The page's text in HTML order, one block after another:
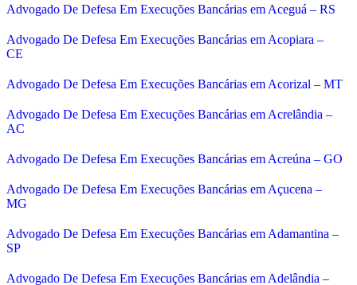
Advogado De Defesa Em Execuções Bancárias em Aceguá – RS
Advogado De Defesa Em Execuções Bancárias em Acopiara –
CE
Advogado De Defesa Em Execuções Bancárias em Acorizal – MT
Advogado De Defesa Em Execuções Bancárias em Acrelândia –
AC
Advogado De Defesa Em Execuções Bancárias em Acreúna – GO
Advogado De Defesa Em Execuções Bancárias em Açucena –
MG
Advogado De Defesa Em Execuções Bancárias em Adamantina –
SP
Advogado De Defesa Em Execuções Bancárias em Adelândia –